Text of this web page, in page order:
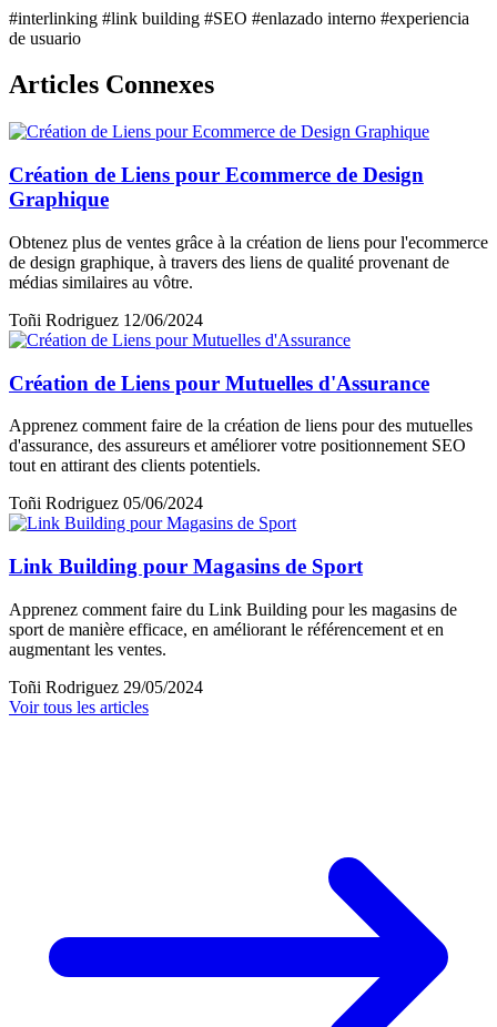
#interlinking #link building #SEO #enlazado interno #experiencia
de usuario
Articles Connexes
Création de Liens pour Ecommerce de Design
Graphique
Obtenez plus de ventes grâce à la création de liens pour l'ecommerce
de design graphique, à travers des liens de qualité provenant de
médias similaires au vôtre.
Toñi Rodriguez 12/06/2024
Création de Liens pour Mutuelles d'Assurance
Apprenez comment faire de la création de liens pour des mutuelles
d'assurance, des assureurs et améliorer votre positionnement SEO
tout en attirant des clients potentiels.
Toñi Rodriguez 05/06/2024
Link Building pour Magasins de Sport
Apprenez comment faire du Link Building pour les magasins de
sport de manière efficace, en améliorant le référencement et en
augmentant les ventes.
Toñi Rodriguez 29/05/2024
Voir tous les articles